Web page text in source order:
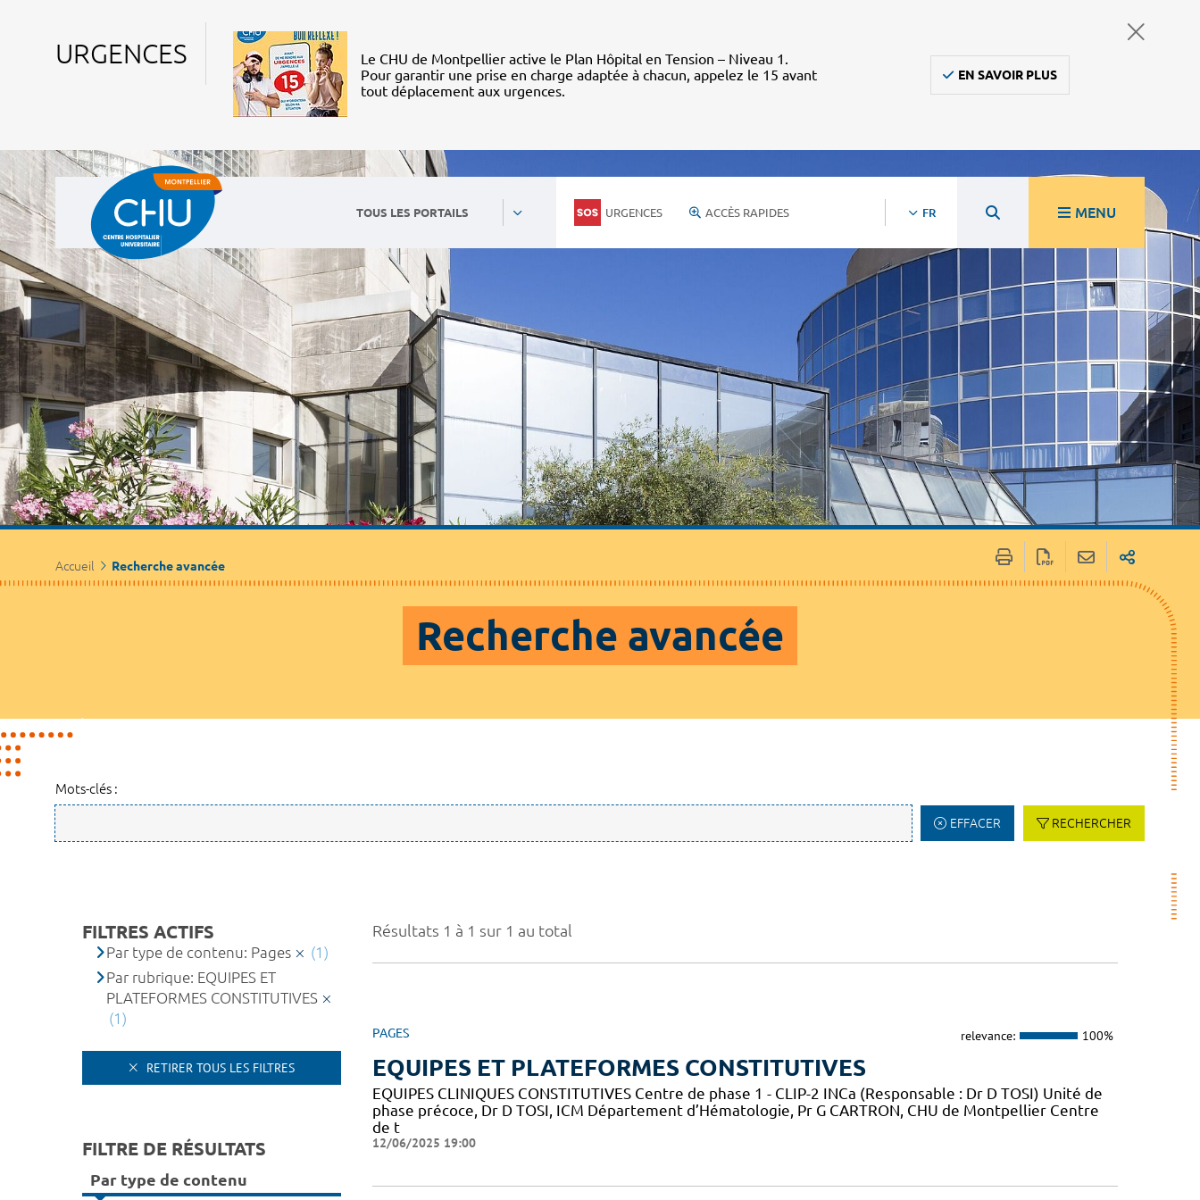
URGENCES
Le CHU de Montpellier active le Plan Hôpital en Tension – Niveau 1.
Pour garantir une prise en charge adaptée à chacun, appelez le 15 avant
tout déplacement aux urgences.
EN SAVOIR PLUS
TOUS LES PORTAILS URGENCES ACCÈS RAPIDES FR MENU
Accueil Recherche avancée
Recherche avancée
Mots-clés :
EFFACER RECHERCHER
Résultats 1 à 1 sur 1 au total
PAGES relevance: 100%
EQUIPES ET PLATEFORMES CONSTITUTIVES
EQUIPES CLINIQUES CONSTITUTIVES Centre de phase 1 - CLIP-2 INCa (Responsable : Dr D TOSI) Unité de
phase précoce, Dr D TOSI, ICM Département d’Hématologie, Pr G CARTRON, CHU de Montpellier Centre
de t
12/06/2025 19:00
FILTRES ACTIFS
Par type de contenu: Pages
(1)
Par rubrique: EQUIPES ET
PLATEFORMES CONSTITUTIVES
(1)
RETIRER TOUS LES FILTRES
FILTRE DE RÉSULTATS
Par type de contenu